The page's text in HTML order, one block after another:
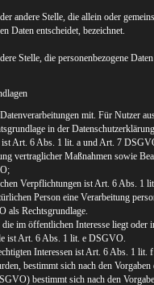
andere Stelle, die allein oder
Daten entscheidet, bezeichnet.
Stelle, die personenbezogene
mit. Für Nutzer
in der
Art. 6 Abs. 1 lit. a und Art. 7
vertraglicher Maßnahmen sowie
Verpflichtungen ist Art. 6 Abs. 1
Person eine Verarbeitung
als Rechtsgrundlage.
im öffentlichen Interesse liegt
ist Art. 6 Abs. 1 lit. e DSGVO.
Interessen ist Art. 6 Abs. 1 lit.
bestimmt sich nach den
bestimmt sich nach den